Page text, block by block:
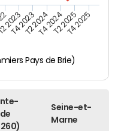
Pays de Brie)
2023
T4 2023T2 2024T4 2024T2 2025T4 2025
Seine-et-
Marne